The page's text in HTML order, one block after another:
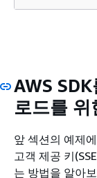
AWS
로드를 위
앞 섹션의 예제
고객 제공 키
는 방법을 알아